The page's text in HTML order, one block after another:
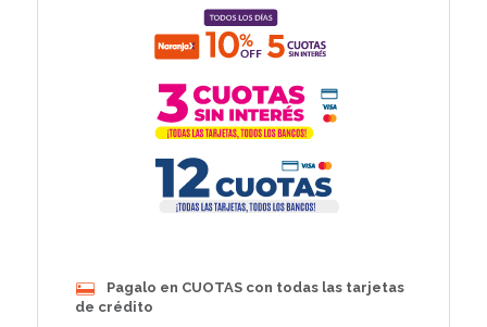
Pagalo en CUOTAS con todas las tarjetas
de crédito